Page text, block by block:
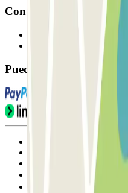
Contacto
Puedes utilizar estos
Condiciones de uso y
Condiciones de
Política de cookies
Gestionar cookies
Política de privacidad